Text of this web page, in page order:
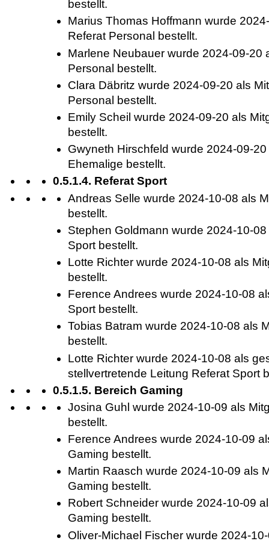
bestellt.
Marius Thomas Hoffmann wurde
Referat Personal bestellt.
Marlene Neubauer wurde 2024-09-20
Personal bestellt.
Clara Däbritz wurde 2024-09-20 als
Personal bestellt.
Emily Scheil wurde 2024-09-20 als
bestellt.
Gwyneth Hirschfeld wurde 2024-09-
Ehemalige bestellt.
0.5.1.4. Referat Sport
Andreas Selle wurde 2024-10-08 als
bestellt.
Stephen Goldmann wurde 2024-10-
Sport bestellt.
Lotte Richter wurde 2024-10-08 als
bestellt.
Ference Andrees wurde 2024-10-08
Sport bestellt.
Tobias Batram wurde 2024-10-08 als
bestellt.
Lotte Richter wurde 2024-10-08 als
stellvertretende Leitung Referat Sport
0.5.1.5. Bereich Gaming
Josina Guhl wurde 2024-10-09 als
bestellt.
Ference Andrees wurde 2024-10-09
Gaming bestellt.
Martin Raasch wurde 2024-10-09 als
Gaming bestellt.
Robert Schneider wurde 2024-10-09
Gaming bestellt.
Oliver-Michael Fischer wurde 2024-